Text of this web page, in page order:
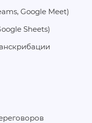
Google Meet)
Sheets)